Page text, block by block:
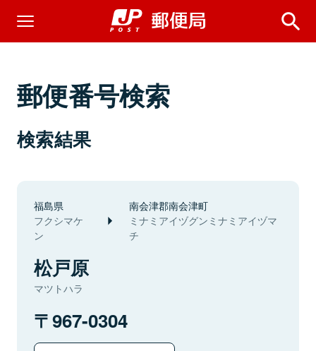
郵便番号検索
検索結果
福島県
フクシマケ
ン
南会津郡南会津町
ミナミアイヅグンミナミアイヅマ
チ
松戸原
マツトハラ
967-0304